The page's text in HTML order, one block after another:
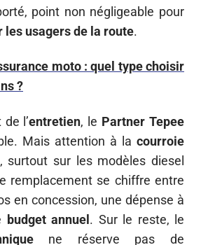
point non négligeable pour
les usagers de la route.
moto : quel type choisir
?
l’entretien, le Partner Tepee
Mais attention à la courroie
, surtout sur les modèles diesel
remplacement se chiffre entre
en concession, une dépense à
budget annuel. Sur le reste, le
ne réserve pas de